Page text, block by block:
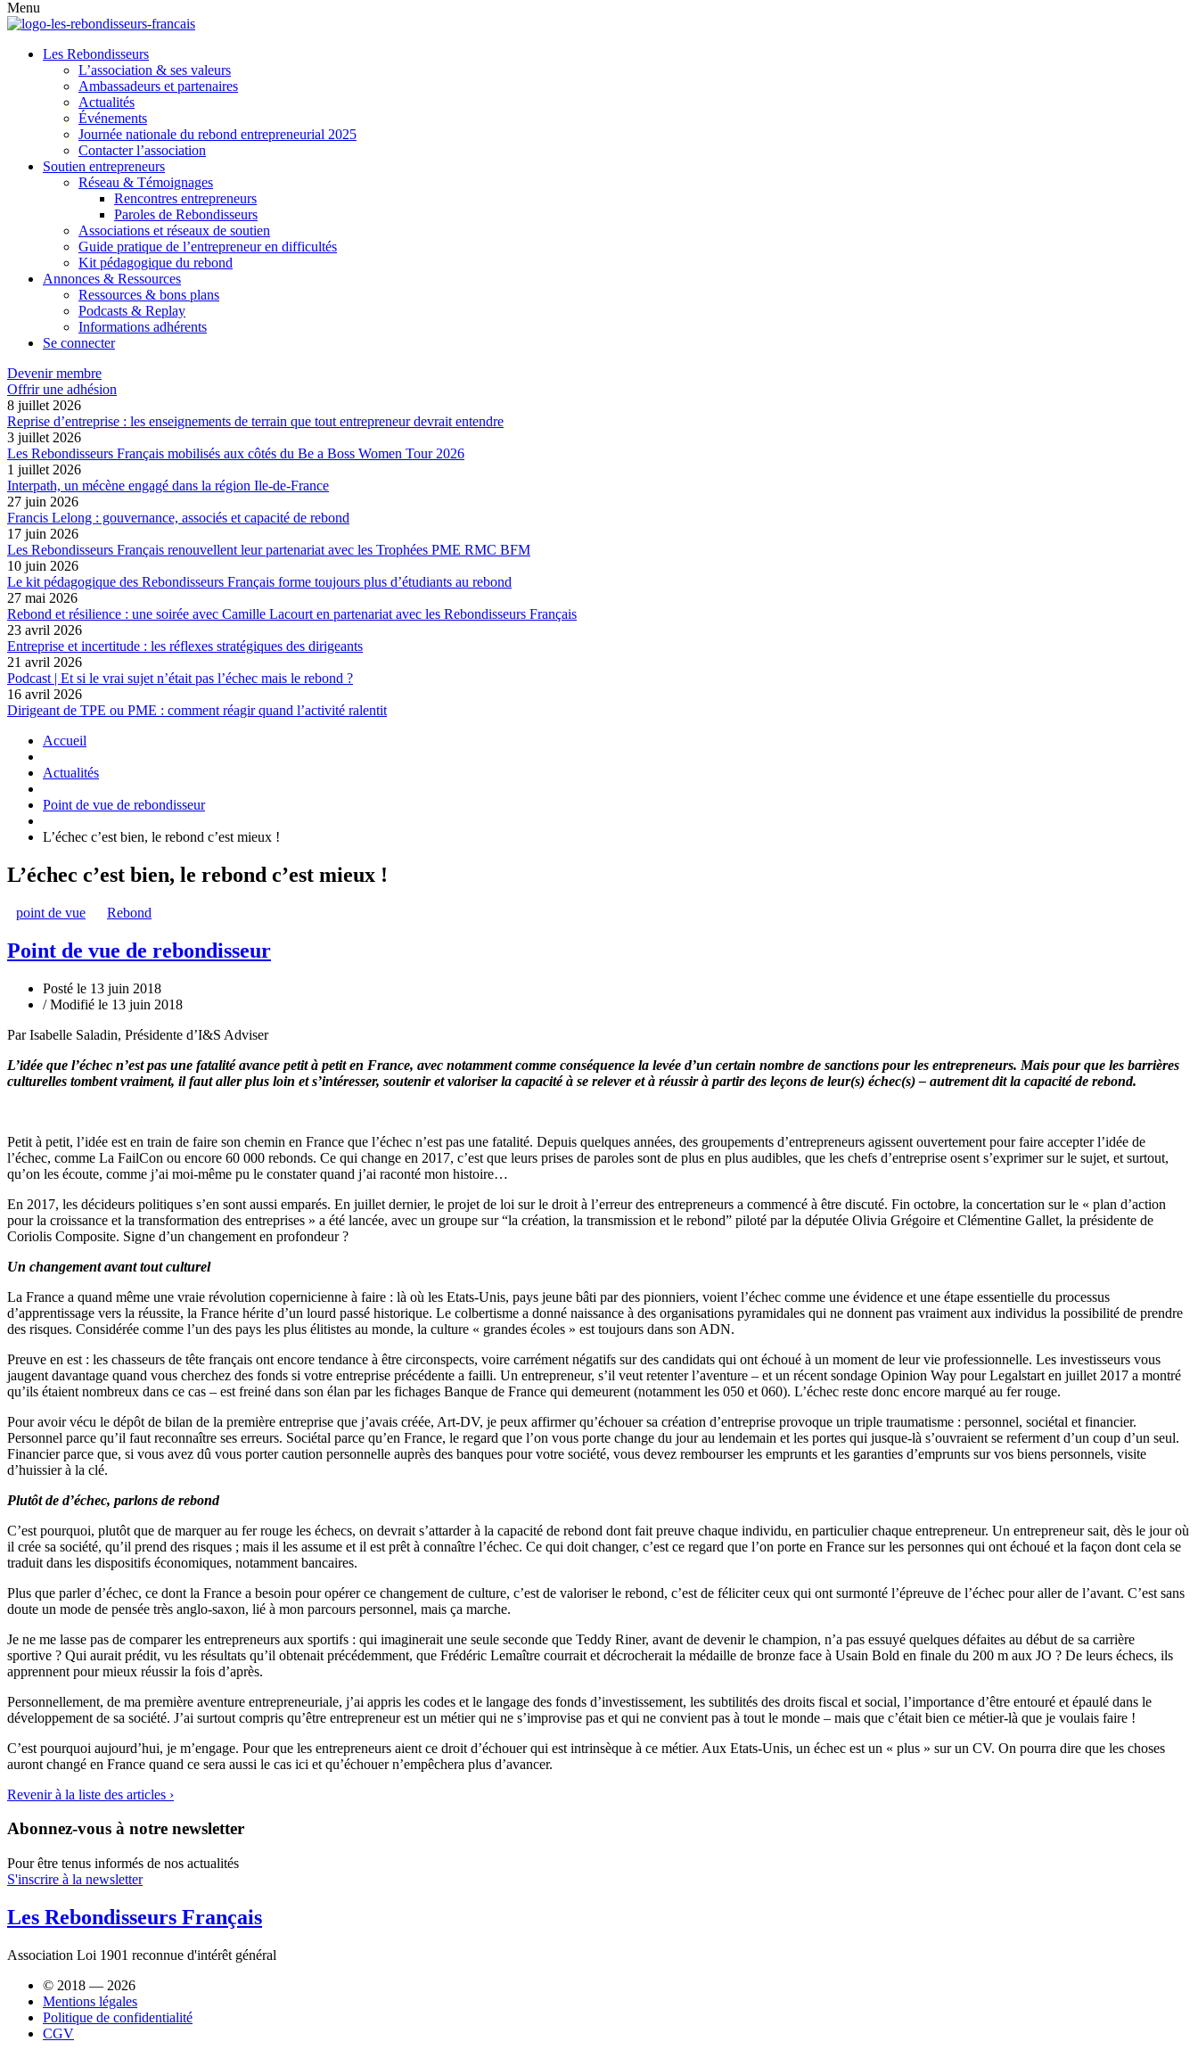
Menu
Les Rebondisseurs
L’association & ses valeurs
Ambassadeurs et partenaires
Actualités
Événements
Journée nationale du rebond entrepreneurial 2025
Contacter l’association
Soutien entrepreneurs
Réseau & Témoignages
Rencontres entrepreneurs
Paroles de Rebondisseurs
Associations et réseaux de soutien
Guide pratique de l’entrepreneur en difficultés
Kit pédagogique du rebond
Annonces & Ressources
Ressources & bons plans
Podcasts & Replay
Informations adhérents
Se connecter
Devenir membre
Offrir une adhésion
8 juillet 2026
Reprise d’entreprise : les enseignements de terrain que tout entrepreneur devrait entendre
3 juillet 2026
Les Rebondisseurs Français mobilisés aux côtés du Be a Boss Women Tour 2026
1 juillet 2026
Interpath, un mécène engagé dans la région Ile-de-France
27 juin 2026
Francis Lelong : gouvernance, associés et capacité de rebond
17 juin 2026
Les Rebondisseurs Français renouvellent leur partenariat avec les Trophées PME RMC BFM
10 juin 2026
Le kit pédagogique des Rebondisseurs Français forme toujours plus d’étudiants au rebond
27 mai 2026
Rebond et résilience : une soirée avec Camille Lacourt en partenariat avec les Rebondisseurs Français
23 avril 2026
Entreprise et incertitude : les réflexes stratégiques des dirigeants
21 avril 2026
Podcast | Et si le vrai sujet n’était pas l’échec mais le rebond ?
16 avril 2026
Dirigeant de TPE ou PME : comment réagir quand l’activité ralentit
Accueil
Actualités
Point de vue de rebondisseur
L’échec c’est bien, le rebond c’est mieux !
L’échec c’est bien, le rebond c’est mieux !
point de vue Rebond
Point de vue de rebondisseur
Posté le 13 juin 2018
/ Modifié le 13 juin 2018
Par Isabelle Saladin, Présidente d’I&S Adviser
L’idée que l’échec n’est pas une fatalité avance petit à petit en France, avec notamment comme conséquence la levée d’un certain nombre de sanctions pour les entrepreneurs. Mais pour que les barrières
culturelles tombent vraiment, il faut aller plus loin et s’intéresser, soutenir et valoriser la capacité à se relever et à réussir à partir des leçons de leur(s) échec(s) – autrement dit la capacité de rebond.
Petit à petit, l’idée est en train de faire son chemin en France que l’échec n’est pas une fatalité. Depuis quelques années, des groupements d’entrepreneurs agissent ouvertement pour faire accepter l’idée de
l’échec, comme La FailCon ou encore 60 000 rebonds. Ce qui change en 2017, c’est que leurs prises de paroles sont de plus en plus audibles, que les chefs d’entreprise osent s’exprimer sur le sujet, et surtout,
qu’on les écoute, comme j’ai moi-même pu le constater quand j’ai raconté mon histoire…
En 2017, les décideurs politiques s’en sont aussi emparés. En juillet dernier, le projet de loi sur le droit à l’erreur des entrepreneurs a commencé à être discuté. Fin octobre, la concertation sur le « plan d’action
pour la croissance et la transformation des entreprises » a été lancée, avec un groupe sur “la création, la transmission et le rebond” piloté par la députée Olivia Grégoire et Clémentine Gallet, la présidente de
Coriolis Composite. Signe d’un changement en profondeur ?
Un changement avant tout culturel
La France a quand même une vraie révolution copernicienne à faire : là où les Etats-Unis, pays jeune bâti par des pionniers, voient l’échec comme une évidence et une étape essentielle du processus
d’apprentissage vers la réussite, la France hérite d’un lourd passé historique. Le colbertisme a donné naissance à des organisations pyramidales qui ne donnent pas vraiment aux individus la possibilité de prendre
des risques. Considérée comme l’un des pays les plus élitistes au monde, la culture « grandes écoles » est toujours dans son ADN.
Preuve en est : les chasseurs de tête français ont encore tendance à être circonspects, voire carrément négatifs sur des candidats qui ont échoué à un moment de leur vie professionnelle. Les investisseurs vous
jaugent davantage quand vous cherchez des fonds si votre entreprise précédente a failli. Un entrepreneur, s’il veut retenter l’aventure – et un récent sondage Opinion Way pour Legalstart en juillet 2017 a montré
qu’ils étaient nombreux dans ce cas – est freiné dans son élan par les fichages Banque de France qui demeurent (notamment les 050 et 060). L’échec reste donc encore marqué au fer rouge.
Pour avoir vécu le dépôt de bilan de la première entreprise que j’avais créée, Art-DV, je peux affirmer qu’échouer sa création d’entreprise provoque un triple traumatisme : personnel, sociétal et financier.
Personnel parce qu’il faut reconnaître ses erreurs. Sociétal parce qu’en France, le regard que l’on vous porte change du jour au lendemain et les portes qui jusque-là s’ouvraient se referment d’un coup d’un seul.
Financier parce que, si vous avez dû vous porter caution personnelle auprès des banques pour votre société, vous devez rembourser les emprunts et les garanties d’emprunts sur vos biens personnels, visite
d’huissier à la clé.
Plutôt de d’échec, parlons de rebond
C’est pourquoi, plutôt que de marquer au fer rouge les échecs, on devrait s’attarder à la capacité de rebond dont fait preuve chaque individu, en particulier chaque entrepreneur. Un entrepreneur sait, dès le jour où
il crée sa société, qu’il prend des risques ; mais il les assume et il est prêt à connaître l’échec. Ce qui doit changer, c’est ce regard que l’on porte en France sur les personnes qui ont échoué et la façon dont cela se
traduit dans les dispositifs économiques, notamment bancaires.
Plus que parler d’échec, ce dont la France a besoin pour opérer ce changement de culture, c’est de valoriser le rebond, c’est de féliciter ceux qui ont surmonté l’épreuve de l’échec pour aller de l’avant. C’est sans
doute un mode de pensée très anglo-saxon, lié à mon parcours personnel, mais ça marche.
Je ne me lasse pas de comparer les entrepreneurs aux sportifs : qui imaginerait une seule seconde que Teddy Riner, avant de devenir le champion, n’a pas essuyé quelques défaites au début de sa carrière
sportive ? Qui aurait prédit, vu les résultats qu’il obtenait précédemment, que Frédéric Lemaître courrait et décrocherait la médaille de bronze face à Usain Bold en finale du 200 m aux JO ? De leurs échecs, ils
apprennent pour mieux réussir la fois d’après.
Personnellement, de ma première aventure entrepreneuriale, j’ai appris les codes et le langage des fonds d’investissement, les subtilités des droits fiscal et social, l’importance d’être entouré et épaulé dans le
développement de sa société. J’ai surtout compris qu’être entrepreneur est un métier qui ne s’improvise pas et qui ne convient pas à tout le monde – mais que c’était bien ce métier-là que je voulais faire !
C’est pourquoi aujourd’hui, je m’engage. Pour que les entrepreneurs aient ce droit d’échouer qui est intrinsèque à ce métier. Aux Etats-Unis, un échec est un « plus » sur un CV. On pourra dire que les choses
auront changé en France quand ce sera aussi le cas ici et qu’échouer n’empêchera plus d’avancer.
Revenir à la liste des articles ›
Abonnez-vous à notre newsletter
Pour être tenus informés de nos actualités
S'inscrire à la newsletter
Les Rebondisseurs Français
Association Loi 1901 reconnue d'intérêt général
© 2018 — 2026
Mentions légales
Politique de confidentialité
CGV